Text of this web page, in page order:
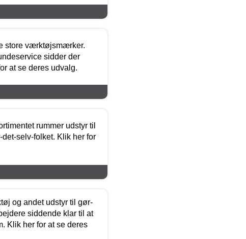
store værktøjsmærker.
sidder der
at se deres udvalg.
rummer udstyr til
selv-folket. Klik her for
og andet udstyr til gør-
siddende klar til at
Klik her for at se deres